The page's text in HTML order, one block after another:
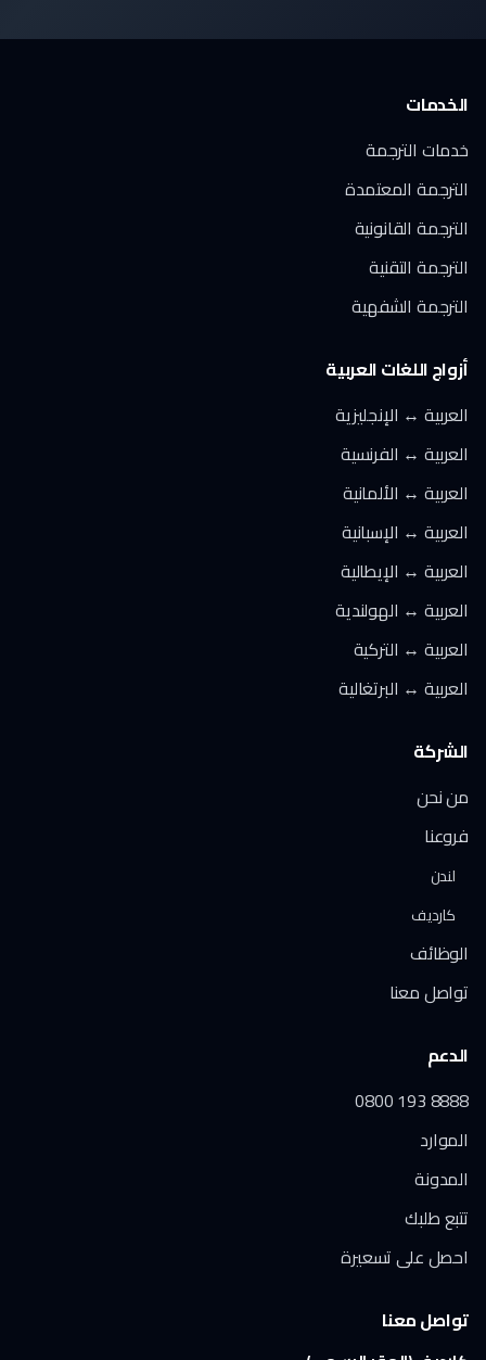
الخدمات
خدمات الترجمة
الترجمة المعتمدة
الترجمة القانونية
الترجمة التقنية
الترجمة الشفهية
أزواج اللغات العربية
العربية ↔ الإنجليزية
العربية ↔ الفرنسية
العربية ↔ الألمانية
العربية ↔ الإسبانية
العربية ↔ الإيطالية
العربية ↔ الهولندية
العربية ↔ التركية
العربية ↔ البرتغالية
الشركة
من نحن
فروعنا
لندن
كارديف
الوظائف
تواصل معنا
الدعم
0800 193 8888
الموارد
المدونة
تتبع طلبك
احصل على تسعيرة
تواصل معنا